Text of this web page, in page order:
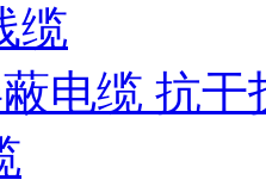
缆
电缆 抗